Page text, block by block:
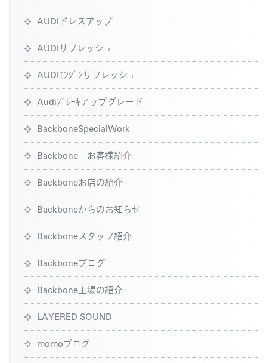
AUDIドレスアップ
AUDIリフレッシュ
AUDIｴﾝｼﾞﾝリフレッシュ
Audiﾌﾞﾚｰｷアップグレード
BackboneSpecialWork
Backbone お客様紹介
Backboneお店の紹介
Backboneからのお知らせ
Backboneスタッフ紹介
Backboneブログ
Backbone工場の紹介
LAYERED SOUND
momoブログ